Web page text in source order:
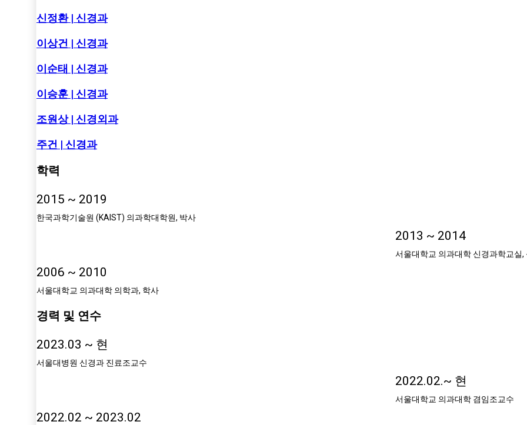
신정환 | 신경과
이상건 | 신경과
이순태 | 신경과
이승훈 | 신경과
조원상 | 신경외과
주건 | 신경과
학력
2015 ~ 2019
한국과학기술원 (KAIST) 의과학대학원, 박사
2013 ~ 2014
서울대학교 의과대학 신경과학교실,
2006 ~ 2010
서울대학교 의과대학 의학과, 학사
경력 및 연수
2023.03 ~ 현
서울대병원 신경과 진료조교수
2022.02.~ 현
서울대학교 의과대학 겸임조교수
2022.02 ~ 2023.02